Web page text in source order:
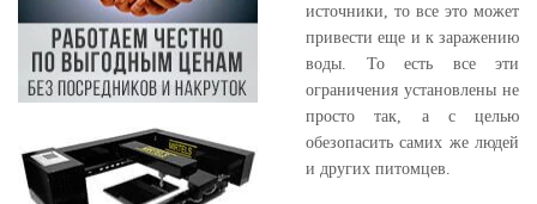
источники, то все это может
привести еще и к заражению
воды. То есть все эти
ограничения установлены не
просто так, а с целью
обезопасить самих же людей
и других питомцев.